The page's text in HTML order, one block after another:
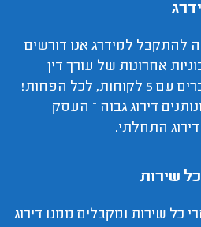
להתקבל למידרג אנו דורשים
של 10-15 חשבוניות אחרונות של עורך דין
מקרקעין. מתוכן, אנו מדברים עם 5 לקוחות, לכל הפחות!
דירוג גבוה – העסק
התחלתי.
שירות
כל שירות ומקבלים ממנו דירוג